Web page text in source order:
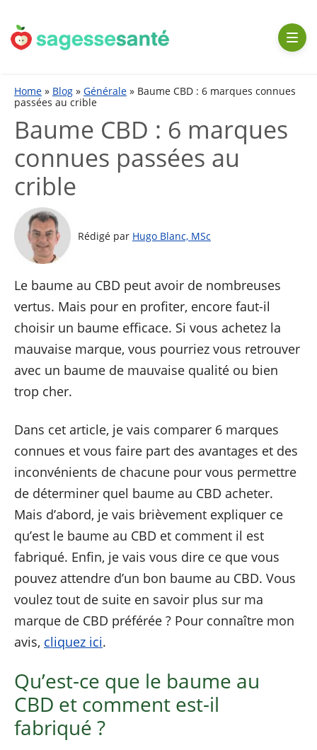
contenu
Home » Blog » Générale » Baume CBD : 6 marques connues
passées au crible
Baume CBD : 6 marques
connues passées au
crible
Rédigé par Hugo Blanc, MSc
Le baume au CBD peut avoir de nombreuses
vertus. Mais pour en profiter, encore faut-il
choisir un baume efficace. Si vous achetez la
mauvaise marque, vous pourriez vous retrouver
avec un baume de mauvaise qualité ou bien
trop cher.
Dans cet article, je vais comparer 6 marques
connues et vous faire part des avantages et des
inconvénients de chacune pour vous permettre
de déterminer quel baume au CBD acheter.
Mais d’abord, je vais brièvement expliquer ce
qu’est le baume au CBD et comment il est
fabriqué. Enfin, je vais vous dire ce que vous
pouvez attendre d’un bon baume au CBD. Vous
voulez tout de suite en savoir plus sur ma
marque de CBD préférée ? Pour connaître mon
avis, cliquez ici.
Qu’est-ce que le baume au
CBD et comment est-il
fabriqué ?